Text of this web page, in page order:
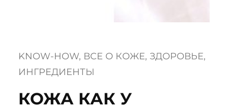
KNOW-HOW, ВСЕ О КОЖЕ, ЗДОРОВЬЕ
ИНГРЕДИЕНТЫ
​КОЖА КАК У